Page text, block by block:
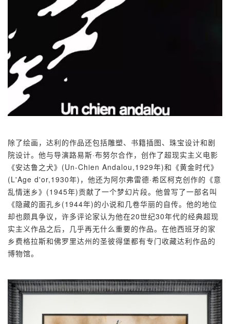
除了绘画，达利的作品还包括雕塑、书籍插图、珠宝设计和剧
院设计。他与导演路易斯·布努尔合作，创作了超现实主义电影
《安达鲁之犬》(Un-Chien Andalou,1929年)和《黄金时代》
(L'Age d'or,1930年)，他还为阿尔弗雷德·希区柯克创作的《意
乱情迷乡》(1945年)贡献了一个梦幻片段。他曾写了一部名叫
《隐藏的面孔乡(1944年)的小说和几卷华丽的自传。他的地位
却也颇具争议，许多评论家认为他在20世纪30年代的经典超现
实主义作品之后，几乎再无什么重要的作品。在他西班牙的家
乡费格拉斯和佛罗里达州的圣彼得堡都有专门收藏达利作品的
博物馆。